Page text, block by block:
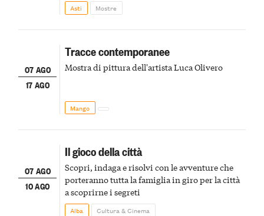
Asti Mostre
07 AGO
17 AGO
Tracce contemporanee
Mostra di pittura dell'artista Luca Olivero
Mango
07 AGO
10 AGO
Il gioco della città
Scopri, indaga e risolvi con le avventure che
porteranno tutta la famiglia in giro per la città
a scoprirne i segreti
Alba Cultura & Cinema